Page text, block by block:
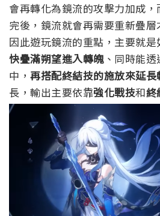
會再轉化為鏡流的攻擊力加成
完後，鏡流就會再需要重新疊層
因此遊玩鏡流的重點，主要就是
快疊滿朔望進入轉魄、同時能透
中， 再搭配終結技的施放來延長
長，輸出主要依靠強化戰技和終